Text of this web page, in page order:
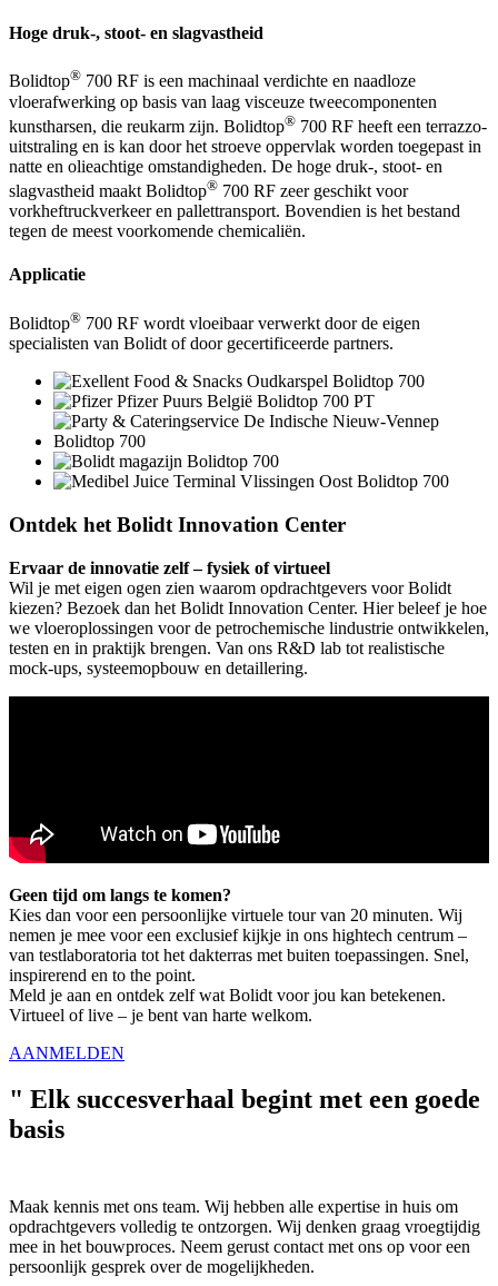
Hoge druk-, stoot- en slagvastheid
Bolidtop® 700 RF is een machinaal verdichte en naadloze
vloerafwerking op basis van laag visceuze tweecomponenten
kunstharsen, die reukarm zijn. Bolidtop® 700 RF heeft een terrazzo-
uitstraling en is kan door het stroeve oppervlak worden toegepast in
natte en olieachtige omstandigheden. De hoge druk-, stoot- en
slagvastheid maakt Bolidtop® 700 RF zeer geschikt voor
vorkheftruckverkeer en pallettransport. Bovendien is het bestand
tegen de meest voorkomende chemicaliën.
Applicatie
Bolidtop® 700 RF wordt vloeibaar verwerkt door de eigen
specialisten van Bolidt of door gecertificeerde partners.
Ontdek het Bolidt Innovation Center
Ervaar de innovatie zelf – fysiek of virtueel
Wil je met eigen ogen zien waarom opdrachtgevers voor Bolidt
kiezen? Bezoek dan het Bolidt Innovation Center. Hier beleef je hoe
we vloeroplossingen voor de petrochemische lindustrie ontwikkelen,
testen en in praktijk brengen. Van ons R&D lab tot realistische
mock-ups, systeemopbouw en detaillering.
Geen tijd om langs te komen?
Kies dan voor een persoonlijke virtuele tour van 20 minuten. Wij
nemen je mee voor een exclusief kijkje in ons hightech centrum –
van testlaboratoria tot het dakterras met buiten toepassingen. Snel,
inspirerend en to the point.
Meld je aan en ontdek zelf wat Bolidt voor jou kan betekenen.
Virtueel of live – je bent van harte welkom.
AANMELDEN
" Elk succesverhaal begint met een goede
basis
Maak kennis met ons team. Wij hebben alle expertise in huis om
opdrachtgevers volledig te ontzorgen. Wij denken graag vroegtijdig
mee in het bouwproces. Neem gerust contact met ons op voor een
persoonlijk gesprek over de mogelijkheden.